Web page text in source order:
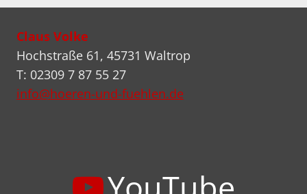
Claus Volke
Hochstraße 61, 45731 Waltrop
T: 02309 7 87 55 27
info@hoeren-und-fuehlen.de